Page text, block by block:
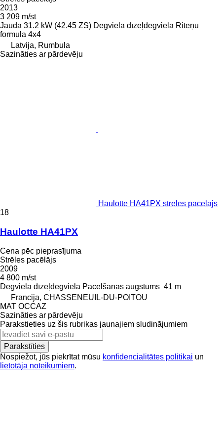
2013
3 209 m/st
Jauda 31.2 kW (42.45 ZS) Degviela dīzeļdegviela Riteņu
formula 4x4
Latvija, Rumbula
Sazināties ar pārdevēju
Haulotte HA41PX strēles pacēlājs
18
Haulotte HA41PX
Cena pēc pieprasījuma
Strēles pacēlājs
2009
4 800 m/st
Degviela dīzeļdegviela Pacelšanas augstums 41 m
Francija, CHASSENEUIL-DU-POITOU
MAT OCCAZ
Sazināties ar pārdevēju
Parakstieties uz šis rubrikas jaunajiem sludinājumiem
Parakstīties
Nospiežot, jūs piekrītat mūsu konfidencialitātes politikai un
lietotāja noteikumiem.